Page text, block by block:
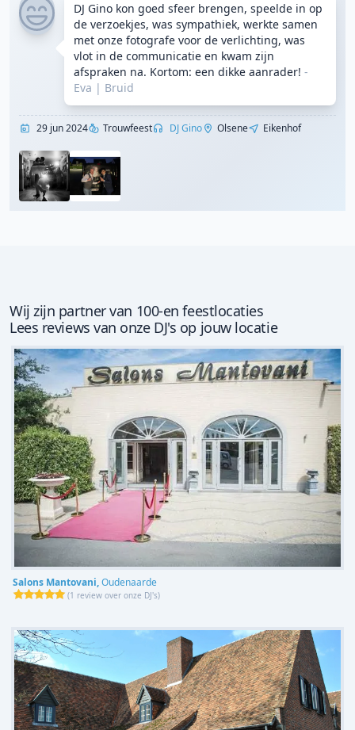
DJ Gino kon goed sfeer brengen, speelde in op
de verzoekjes, was sympathiek, werkte samen
met onze fotografe voor de verlichting, was
vlot in de communicatie en kwam zijn
afspraken na. Kortom: een dikke aanrader! -
Eva | Bruid
29 jun 2024 Trouwfeest DJ Gino Olsene Eikenhof
Wij zijn partner van 100-en feestlocaties
Lees reviews van onze DJ's op jouw locatie
Salons Mantovani,Oudenaarde
(1 review over onze DJ's)